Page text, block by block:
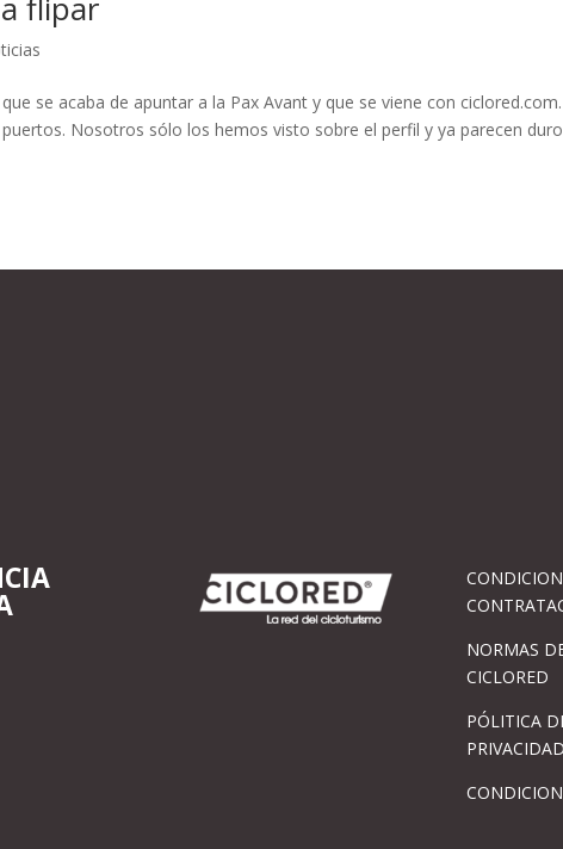
se acaba de apuntar a la Pax Avant y que se viene con ciclored.com.
Nosotros sólo los hemos visto sobre el perfil y ya parecen
NORMAS
CICLORED
PÓLITICA